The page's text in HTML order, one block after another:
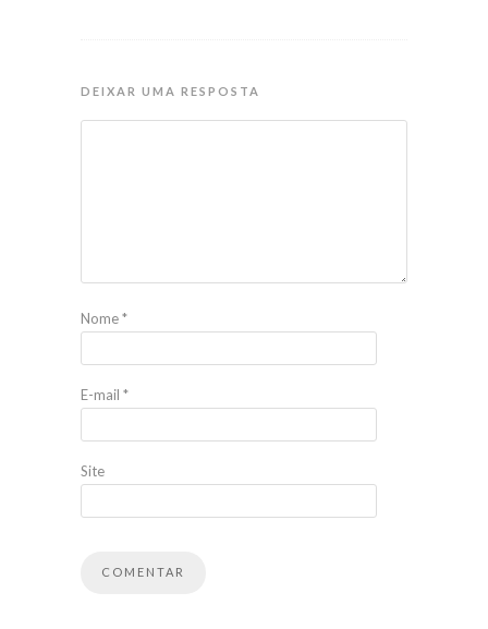
DEIXAR UMA RESPOSTA
Nome*
E-mail *
Site